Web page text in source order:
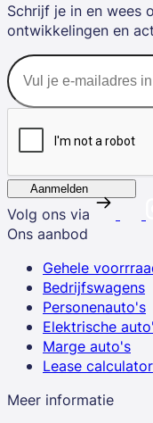
Schrijf je in en wees
ontwikkelingen en
Aanmelden
Volg ons via
Ons aanbod
Gehele
Bedrijfswagens
Personenauto's
Elektrische
Marge auto's
Lease calculator
Meer informatie